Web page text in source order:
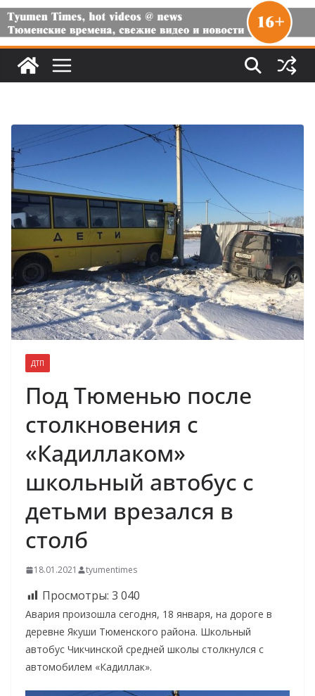
ДТП
Под Тюменью после
столкновения с
«Кадиллаком»
школьный автобус с
детьми врезался в
столб
18.01.2021 tyumentimes
Просмотры: 3 040
Авария произошла сегодня, 18 января, на дороге в
деревне Якуши Тюменского района. Школьный
автобус Чикчинской средней школы столкнулся с
автомобилем «Кадиллак».